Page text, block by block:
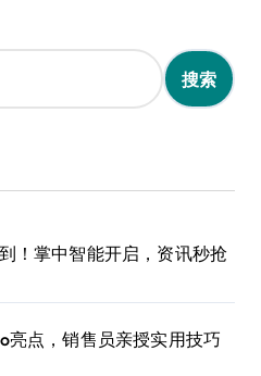
！掌中智能开启，资讯秒抢
亮点，销售员亲授实用技巧